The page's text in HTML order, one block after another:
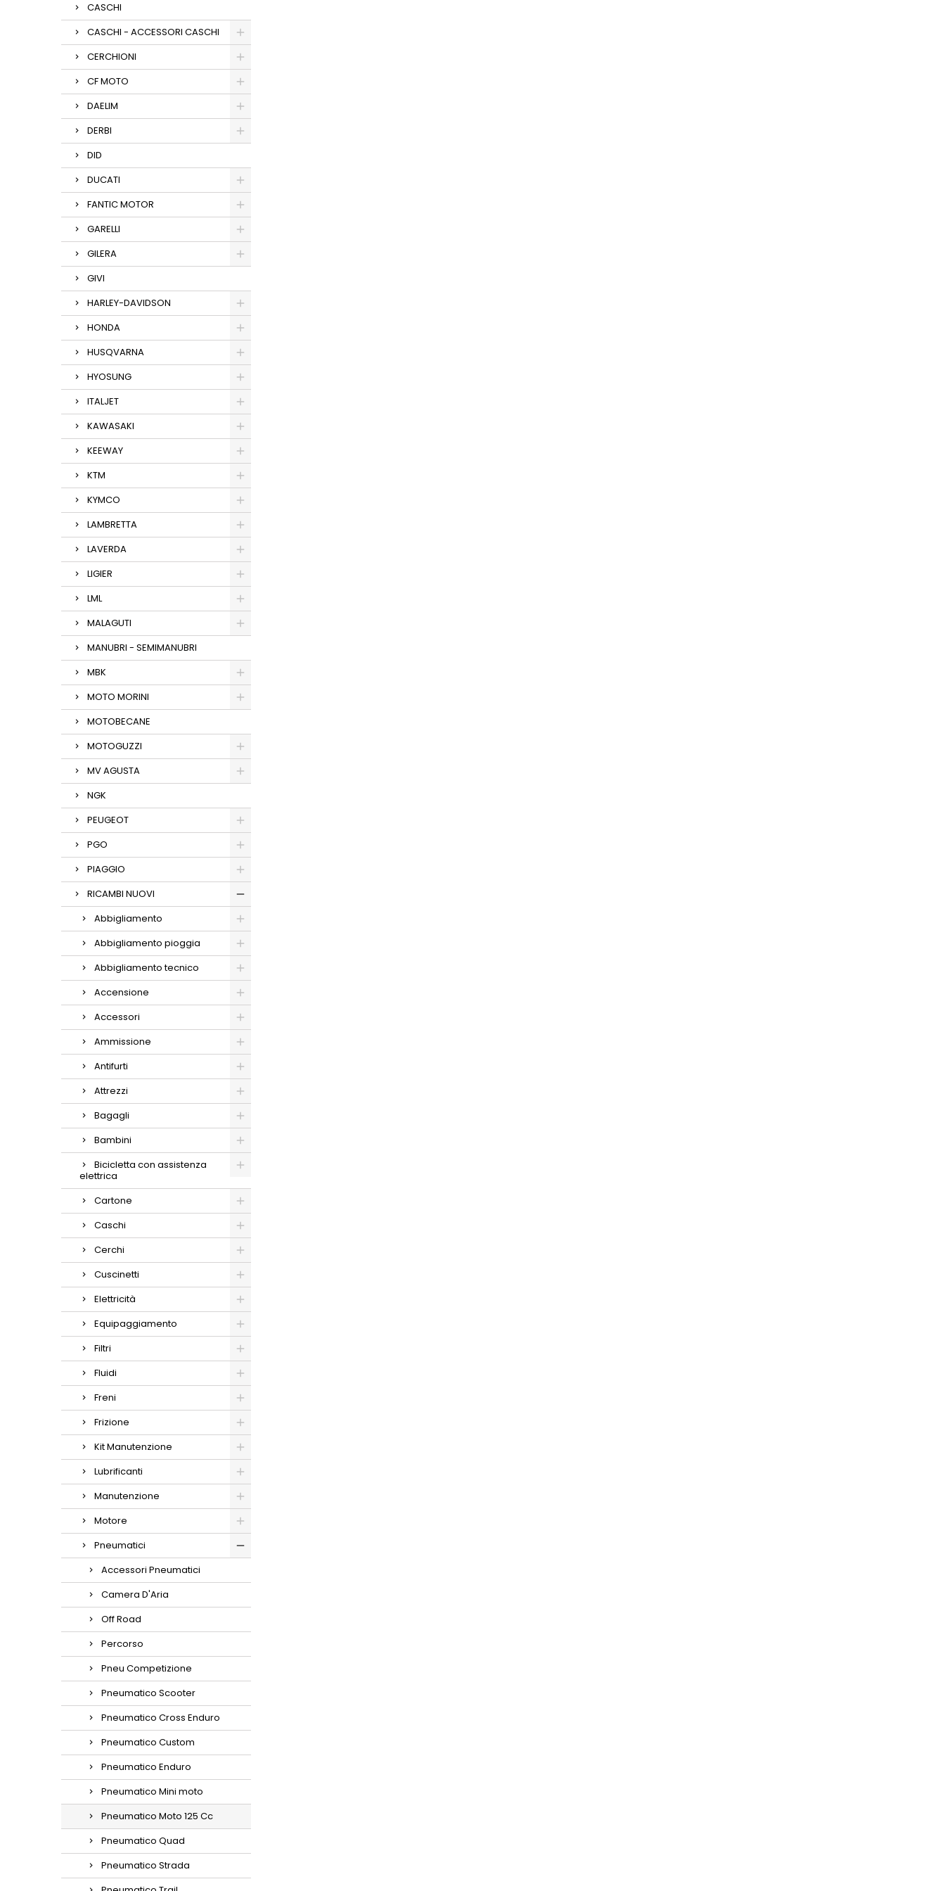
CASCHI
CASCHI - ACCESSORI CASCHI
CERCHIONI
CF MOTO
DAELIM
DERBI
DID
DUCATI
FANTIC MOTOR
GARELLI
GILERA
GIVI
HARLEY-DAVIDSON
HONDA
HUSQVARNA
HYOSUNG
ITALJET
KAWASAKI
KEEWAY
KTM
KYMCO
LAMBRETTA
LAVERDA
LIGIER
LML
MALAGUTI
MANUBRI - SEMIMANUBRI
MBK
MOTO MORINI
MOTOBECANE
MOTOGUZZI
MV AGUSTA
NGK
PEUGEOT
PGO
PIAGGIO
RICAMBI NUOVI
Abbigliamento
Abbigliamento pioggia
Abbigliamento tecnico
Accensione
Accessori
Ammissione
Antifurti
Attrezzi
Bagagli
Bambini
Bicicletta con assistenza
elettrica
Cartone
Caschi
Cerchi
Cuscinetti
Elettricità
Equipaggiamento
Filtri
Fluidi
Freni
Frizione
Kit Manutenzione
Lubrificanti
Manutenzione
Motore
Pneumatici
Accessori Pneumatici
Camera D'Aria
Off Road
Percorso
Pneu Competizione
Pneumatico Scooter
Pneumatico Cross Enduro
Pneumatico Custom
Pneumatico Enduro
Pneumatico Mini moto
Pneumatico Moto 125 Cc
Pneumatico Quad
Pneumatico Strada